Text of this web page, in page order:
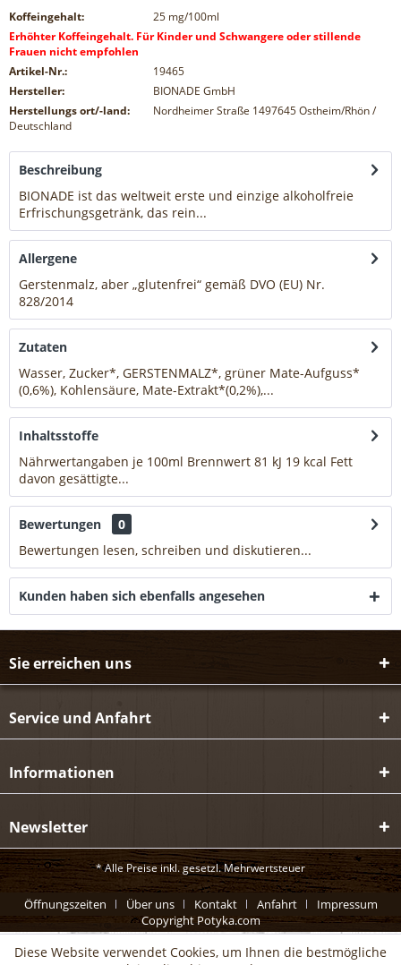
Koffeingehalt: 25 mg/100ml
Erhöhter Koffeingehalt. Für Kinder und Schwangere oder stillende
Frauen nicht empfohlen
Artikel-Nr.:
19465
Hersteller:
BIONADE GmbH
Herstellungs ort/-land:
Nordheimer Straße 1497645 Ostheim/Rhön /
Deutschland
Beschreibung
BIONADE ist das weltweit erste und einzige alkoholfreie
Erfrischungsgetränk, das rein...
Allergene
Gerstenmalz, aber „glutenfrei“ gemäß DVO (EU) Nr.
828/2014
Zutaten
Wasser, Zucker*, GERSTENMALZ*, grüner Mate-Aufguss*
(0,6%), Kohlensäure, Mate-Extrakt*(0,2%),...
Inhaltsstoffe
Nährwertangaben je 100ml Brennwert 81 kJ 19 kcal Fett
davon gesättigte...
Bewertungen
0
Bewertungen lesen, schreiben und diskutieren...
Kunden haben sich ebenfalls angesehen
Sie erreichen uns
Service und Anfahrt
Informationen
Newsletter
* Alle Preise inkl. gesetzl. Mehrwertsteuer
Öffnungszeiten Über uns Kontakt Anfahrt
Impressum
Copyright Potyka.com
Diese Website verwendet Cookies, um Ihnen die bestmögliche